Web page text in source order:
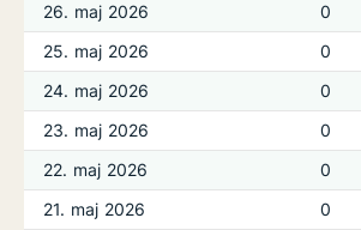
26. maj 2026
0
25. maj 2026
0
24. maj 2026
0
23. maj 2026
0
22. maj 2026
0
21. maj 2026
0